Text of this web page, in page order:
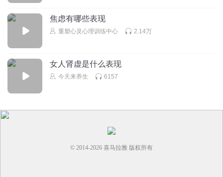
焦虑有哪些表现
重塑心灵心理训练中心 2.14万
女人肾虚是什么表现
今天来养生 6157
© 2014-2026 喜马拉雅 版权所有